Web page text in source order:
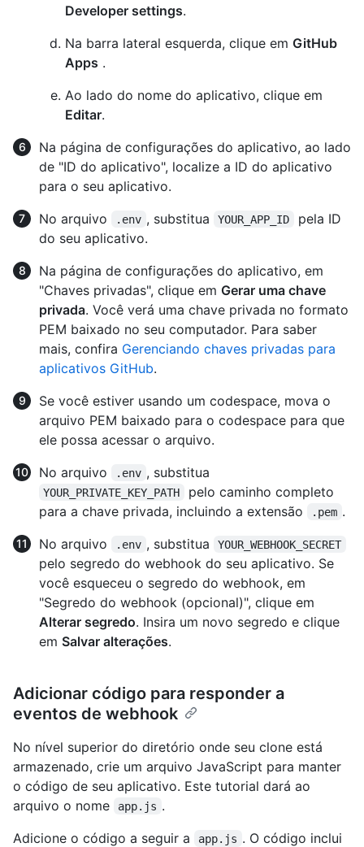
Developer settings.
Na barra lateral esquerda, clique em GitHub
Apps .
Ao lado do nome do aplicativo, clique em
Editar.
Na página de configurações do aplicativo, ao lado
de "ID do aplicativo", localize a ID do aplicativo
para o seu aplicativo.
No arquivo
.env , substitua YOUR_APP_ID
pela ID
do seu aplicativo.
Na página de configurações do aplicativo, em
"Chaves privadas", clique em Gerar uma chave
privada. Você verá uma chave privada no formato
PEM baixado no seu computador. Para saber
mais, confira Gerenciando chaves privadas para
aplicativos GitHub.
Se você estiver usando um codespace, mova o
arquivo PEM baixado para o codespace para que
ele possa acessar o arquivo.
No arquivo
.env , substitua
YOUR_PRIVATE_KEY_PATH
pelo caminho completo
para a chave privada, incluindo a extensão
.pem .
No arquivo
.env , substitua YOUR_WEBHOOK_SECRET
pelo segredo do webhook do seu aplicativo. Se
você esqueceu o segredo do webhook, em
"Segredo do webhook (opcional)", clique em
Alterar segredo. Insira um novo segredo e clique
em Salvar alterações.
Adicionar código para responder a
eventos de webhook
No nível superior do diretório onde seu clone está
armazenado, crie um arquivo JavaScript para manter
o código de seu aplicativo. Este tutorial dará ao
arquivo o nome
app.js .
Adicione o código a seguir a
app.js . O código inclui